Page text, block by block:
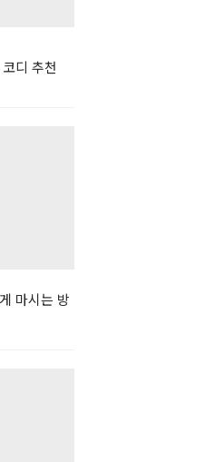
디 추천
마시는 방